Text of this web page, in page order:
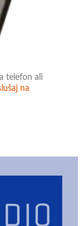
telefon ali
na